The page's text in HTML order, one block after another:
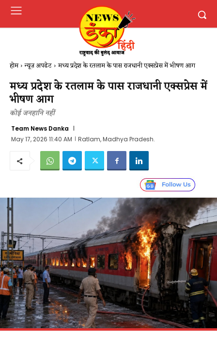
होम न्यूज़ अपडेट मध्य प्रदेश के रतलाम के पास राजधानी एक्सप्रेस में भीषण आग
मध्य प्रदेश के रतलाम के पास राजधानी एक्सप्रेस में
भीषण आग
कोई जनहानि नहीं
Team News Danka
May 17, 2026 11:40 AM
Ratlam, Madhya Pradesh.